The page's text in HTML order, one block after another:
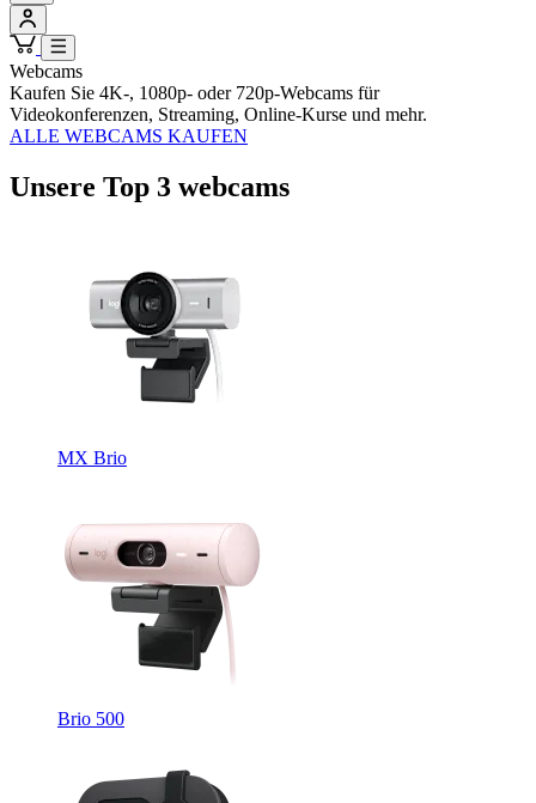
Webcams
Kaufen Sie 4K-, 1080p- oder 720p-Webcams für
Videokonferenzen, Streaming, Online-Kurse und mehr.
ALLE WEBCAMS KAUFEN
Unsere Top 3 webcams
MX Brio
Brio 500